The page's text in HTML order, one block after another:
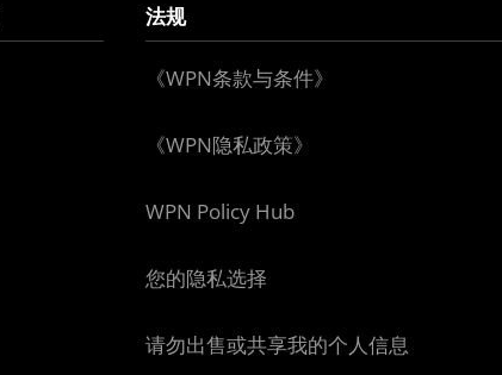
法规
《WPN条款与条件》
《WPN隐私政策》
WPN Policy Hub
您的隐私选择
请勿出售或共享我的个人信息